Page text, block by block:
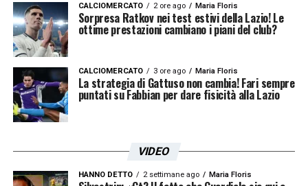
CALCIOMERCATO 2 ore ago Maria Floris
Sorpresa Ratkov nei test estivi della Lazio! Le
ottime prestazioni cambiano i piani del club?
CALCIOMERCATO 3 ore ago Maria Floris
La strategia di Gattuso non cambia! Fari sempre
puntati su Fabbian per dare fisicità alla Lazio
VIDEO
HANNO DETTO 2 settimane ago Maria Floris